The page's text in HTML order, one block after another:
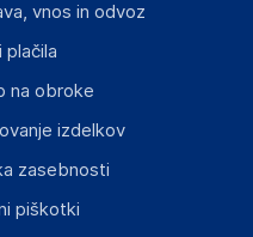
vnos in odvoz
plačila
na obroke
izdelkov
zasebnosti
piškotki